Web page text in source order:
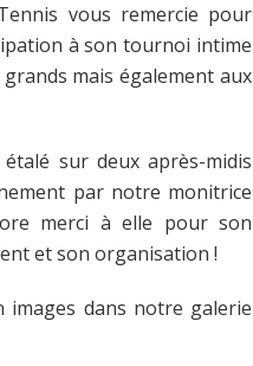
vous remercie pour
à son tournoi intime
mais également aux
sur deux après-midis
par notre monitrice
merci à elle pour son
et son organisation !
images dans notre galerie